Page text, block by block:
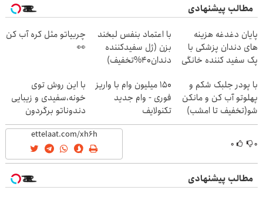
مطالب پیشنهادی
پایان دغدغه هزینه
های دندان پزشکی با
پک سفید کننده خانگی
با اعتماد بنفس لبخند
بزن (ژل سفیدکننده
دندان40%تخفیف)
چربیاتو مثل کره آب کن
👀
با پودر جلبک شکم و
پهلوتو آب کن و مانکن
شو(تخفیف تا امشب)
150 میلیون وام با واریز
فوری - وام جدید
تکنولایف
با این روش توی
خونه،سفیدی و زیبایی
دندوناتو برگردون
(40%off)
۰ ۰
مطالب پیشنهادی